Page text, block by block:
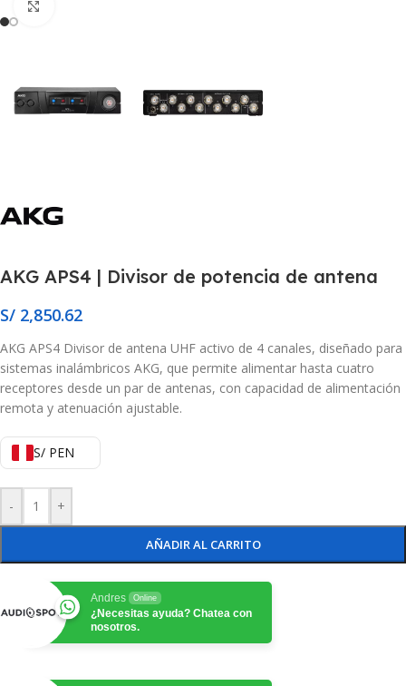
AKG APS4 | Divisor de potencia de antena
S/ 2,850.62
AKG APS4 Divisor de antena UHF activo de 4 canales, diseñado para
sistemas inalámbricos AKG, que permite alimentar hasta cuatro
receptores desde un par de antenas, con capacidad de alimentación
remota y atenuación ajustable.
S/ PEN
- +
AÑADIR AL CARRITO
Andres Online
¿Necesitas ayuda? Chatea con
nosotros.